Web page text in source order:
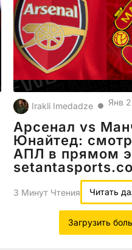
Irakli Imedadze ● Янв
Арсенал vs
Юнайтед:
АПЛ в прямом
3 Минут Чтения Читать
Загрузить